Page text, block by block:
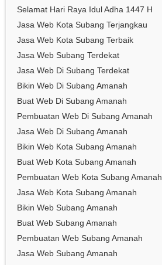
Selamat Hari Raya Idul Adha 1447 H
Jasa Web Kota Subang Terjangkau
Jasa Web Kota Subang Terbaik
Jasa Web Subang Terdekat
Jasa Web Di Subang Terdekat
Bikin Web Di Subang Amanah
Buat Web Di Subang Amanah
Pembuatan Web Di Subang Amanah
Jasa Web Di Subang Amanah
Bikin Web Kota Subang Amanah
Buat Web Kota Subang Amanah
Pembuatan Web Kota Subang Amanah
Jasa Web Kota Subang Amanah
Bikin Web Subang Amanah
Buat Web Subang Amanah
Pembuatan Web Subang Amanah
Jasa Web Subang Amanah